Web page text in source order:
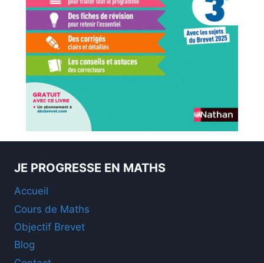
JE PROGRESSE EN MATHS
Accueil
Cours de Maths
Objectif Brevet
Blog